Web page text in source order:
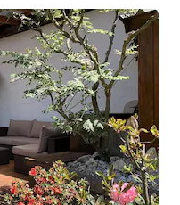
keyboard
shortcuts
for
changing
dates.